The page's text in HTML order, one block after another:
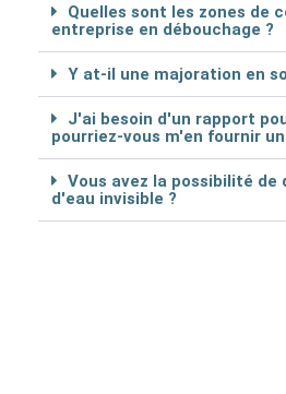
Quelles sont les zones de
entreprise en débouchage ?
Y at-il une majoration en
J'ai besoin d'un rapport
pourriez-vous m'en fournir un
Vous avez la possibilité
d'eau invisible ?